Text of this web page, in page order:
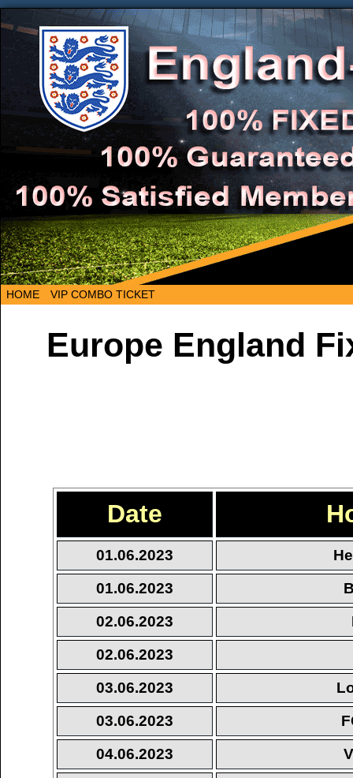
HOME VIP COMBO TICKET
Europe England
Date
01.06.2023
01.06.2023
02.06.2023
02.06.2023
03.06.2023
03.06.2023
04.06.2023